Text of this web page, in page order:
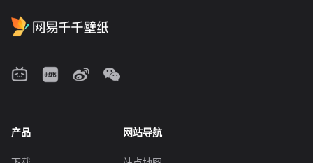
产品 网站导航